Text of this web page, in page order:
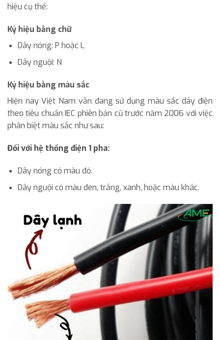
hiệu cụ thể:
Ký hiệu bằng chữ
Dây nóng: P hoặc L
Dây nguội: N
Ký hiệu bằng màu sắc
Hiện nay Việt Nam vẫn đang sử dụng màu sắc dây điện
theo tiêu chuẩn IEC phiên bản cũ trước năm 2006 với việc
phân biệt màu sắc như sau:
Đối với hệ thống điện 1 pha:
Dây nóng có màu đỏ.
Dây nguội có màu đen, trắng, xanh, hoặc màu khác.